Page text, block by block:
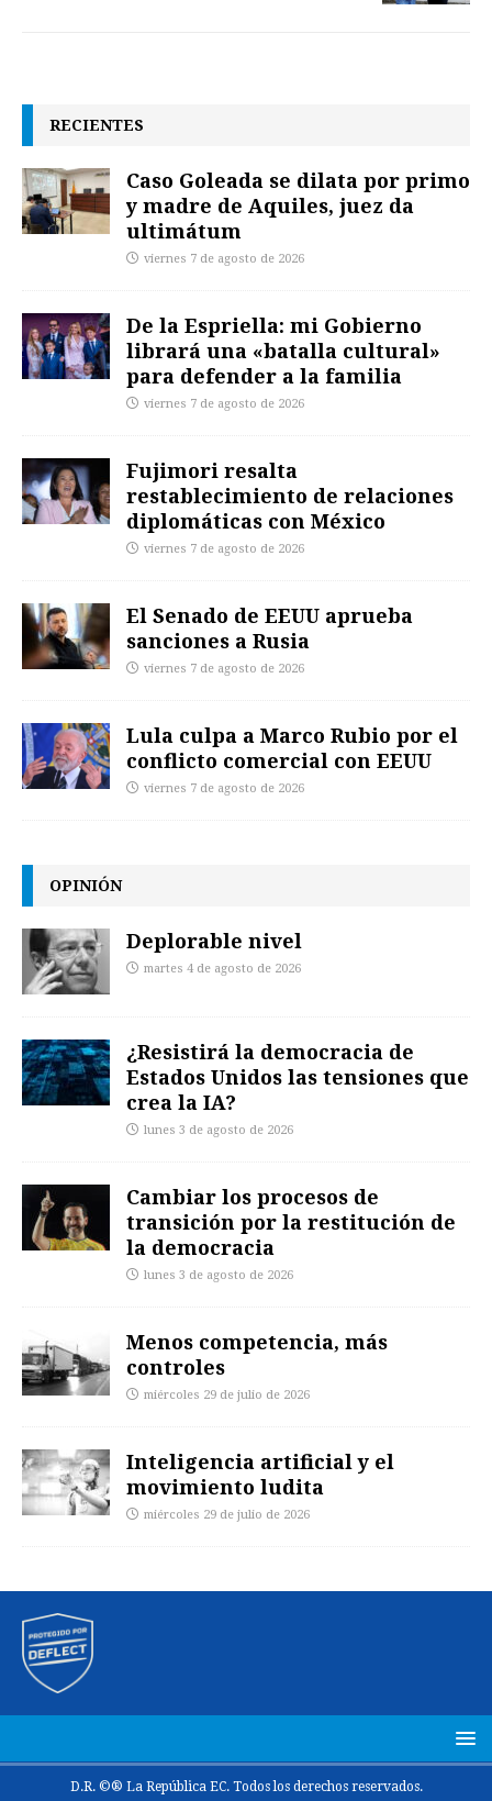
RECIENTES
Caso Goleada se dilata por primo
y madre de Aquiles, juez da
ultimátum
viernes 7 de agosto de 2026
De la Espriella: mi Gobierno
librará una «batalla cultural»
para defender a la familia
viernes 7 de agosto de 2026
Fujimori resalta
restablecimiento de relaciones
diplomáticas con México
viernes 7 de agosto de 2026
El Senado de EEUU aprueba
sanciones a Rusia
viernes 7 de agosto de 2026
Lula culpa a Marco Rubio por el
conflicto comercial con EEUU
viernes 7 de agosto de 2026
OPINIÓN
Deplorable nivel
martes 4 de agosto de 2026
¿Resistirá la democracia de
Estados Unidos las tensiones que
crea la IA?
lunes 3 de agosto de 2026
Cambiar los procesos de
transición por la restitución de
la democracia
lunes 3 de agosto de 2026
Menos competencia, más
controles
miércoles 29 de julio de 2026
Inteligencia artificial y el
movimiento ludita
miércoles 29 de julio de 2026
D.R. ©® La República EC. Todos los derechos reservados.